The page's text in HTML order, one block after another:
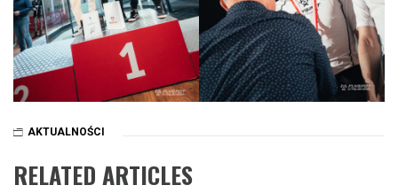
AKTUALNOŚCI
RELATED ARTICLES